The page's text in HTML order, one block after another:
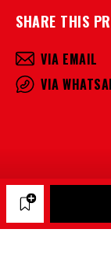
SHARE THIS
VIA EMAIL
VIA